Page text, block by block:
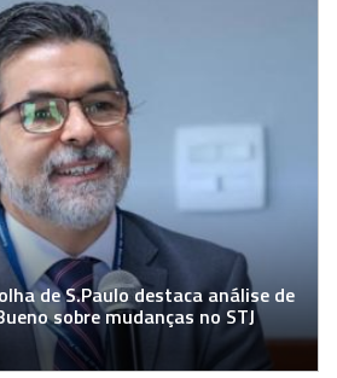
de S.Paulo destaca análise de
sobre mudanças no STJ